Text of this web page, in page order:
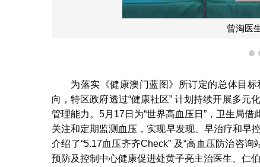
曾淘医
1
为落实《健康澳门蓝图》所订定的总体目
向，特区政府透过“健康社区” 计划持续开展多
管理能力。5月17日为“世界高血压日”，卫生局
关注和定期监测血压，实现早发现、早治疗和早
介绍了“5.17血压齐齐Check” 及“高血压防治咨
预防及控制中心健康促进处黄子亮主治医生、仁